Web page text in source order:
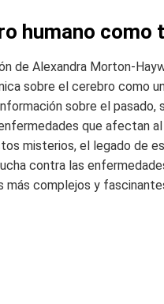
humano
de Alexandra Morton-
sobre el cerebro como
sobre el pasado,
que afectan
misterios, el legado de
contra las
más complejos y